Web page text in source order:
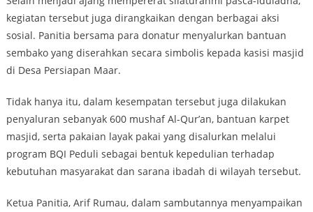
kegiatan tersebut juga dirangkaikan dengan berbagai aksi
sosial. Panitia bersama para donatur menyalurkan bantuan
sembako yang diserahkan secara simbolis kepada kasisi masjid
di Desa Persiapan Maar.
Tidak hanya itu, dalam kesempatan tersebut juga dilakukan
penyaluran sebanyak 600 mushaf Al-Qur’an, bantuan karpet
masjid, serta pakaian layak pakai yang disalurkan melalui
program BQI Peduli sebagai bentuk kepedulian terhadap
kebutuhan masyarakat dan sarana ibadah di wilayah tersebut.
Ketua Panitia, Arif Rumau, dalam sambutannya menyampaikan